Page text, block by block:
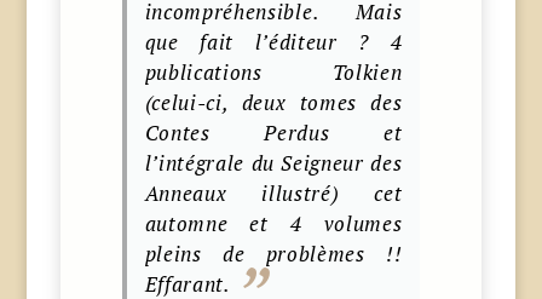
incompréhensible. Mais
que fait l’éditeur ? 4
publications Tolkien
(celui-ci, deux tomes des
Contes Perdus et
l’intégrale du Seigneur des
Anneaux illustré) cet
automne et 4 volumes
pleins de problèmes !!
Effarant.